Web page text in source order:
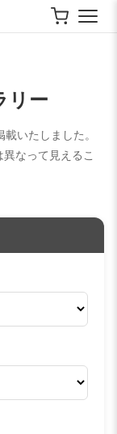
リー
いたしました。
なって見えるこ